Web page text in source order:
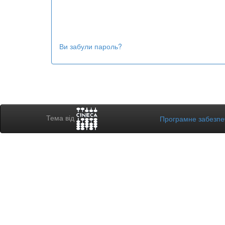
Ви забули пароль?
Тема від Програмне